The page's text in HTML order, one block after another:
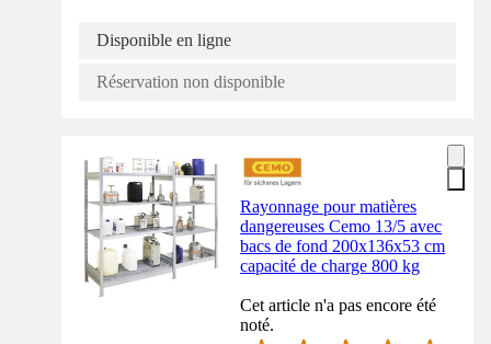
Disponible en ligne
Réservation non disponible
Rayonnage pour matières
dangereuses Cemo 13/5 avec
bacs de fond 200x136x53 cm
capacité de charge 800 kg
Cet article n'a pas encore été
noté.